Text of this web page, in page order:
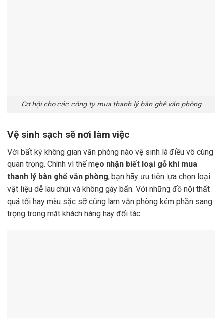
Cơ hội cho các công ty mua thanh lý bàn ghế văn phòng
Vệ sinh sạch sẽ nơi làm việc
Với bất kỳ không gian văn phòng nào vệ sinh là điều vô cùng
quan trọng. Chính vì thế mẹo nhận biết loại gỗ khi mua
thanh lý bàn ghế văn phòng, bạn hãy ưu tiên lựa chọn loại
vật liệu dễ lau chùi và không gây bẩn. Với những đồ nội thất
quá tối hay màu sặc sỡ cũng làm văn phòng kém phần sang
trọng trong mắt khách hàng hay đối tác